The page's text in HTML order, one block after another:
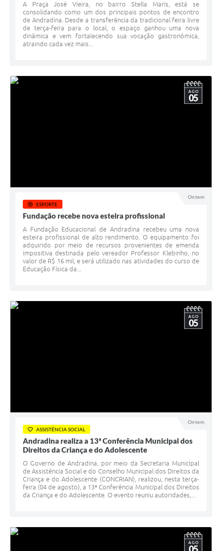
A Praça José Vieira, no bairro Stella Maris, está se
consolidando como um dos principais pontos de encontro
de Andradina. Desde a transferência da tradicional feira livre
de terça-feira para o local, o espaço ganhou uma nova
dinâmica e vem fortalecendo sua vocação gastronômica,
atraindo cada vez mais...
Ontem
AGO
05
ESPORTE
Fundação recebe nova esteira profissional
​A Fundação Educacional de Andradina recebeu uma nova
esteira profissional de alto rendimento. O equipamento foi
adquirido por meio de recursos provenientes de emenda
impositiva destinada pelo vereador Professor Klebinho, no
valor de R$ 16 mil, e será utilizado nas atividades do curso de
Educação Física da...
Ontem
AGO
05
ASSISTÊNCIA SOCIAL
Andradina realiza a 13ª Conferência Municipal dos
Direitos da Criança e do Adolescente
O Governo de Andradina, por meio da Secretaria Municipal
de Assistência Social e do Conselho Municipal dos Direitos da
Criança e do Adolescente (CONCRIAN), realizou, nesta terça-
feira (04 de agosto), a 13ª Conferência Municipal dos Direitos
da Criança e do Adolescente. O evento reuniu autoridades,...
AGO